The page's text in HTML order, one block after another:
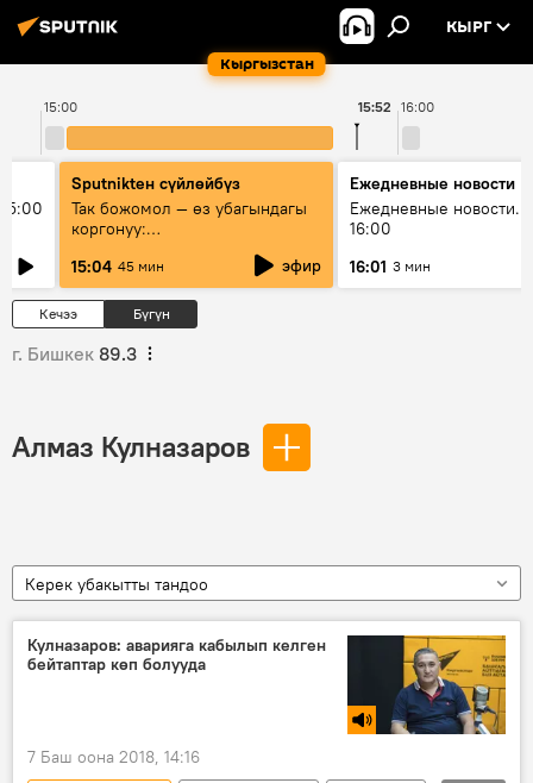
Кыргызстан
КЫРГ
15:00 16:00
15:52
Sputnikteн сүйлөйбүз
Так божомол — өз убагындагы
коргонуу:
гидрометеорологиялык кызмат
кантип өркүндөтүлүүдө
15:04 45 мин эфир
Ежедневные новости
Ежедневные новости.
16:00
16:01 3 мин
Кечээ Бүгүн
г. Бишкек 89.3
Алмаз Кулназаров
Керек убакытты тандоо
Кулназаров: аварияга кабылып келген
бейтаптар көп болууда
7 Баш оона 2018, 14:16